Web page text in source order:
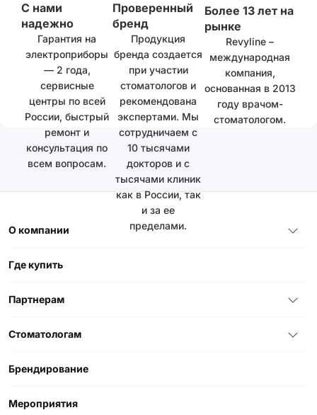
С нами
надежно
Гарантия на
электроприборы
— 2 года,
сервисные
центры по всей
России, быстрый
ремонт и
консультация по
всем вопросам.
Проверенный
бренд
Продукция
бренда создается
при участии
стоматологов и
рекомендована
экспертами. Мы
сотрудничаем с
10 тысячами
докторов и с
тысячами клиник
как в России, так
и за ее
пределами.
Более 13 лет на
рынке
Revyline –
международная
компания,
основанная в 2013
году врачом-
стоматологом.
О компании
Где купить
Партнерам
Стоматологам
Брендирование
Мероприятия